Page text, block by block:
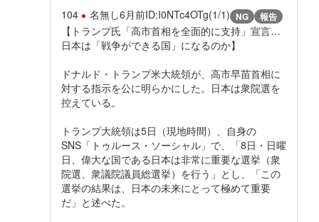
104 名無し6月前ID:I0NTc4OTg(1/1) NG 報告
【トランプ氏「高市首相を全面的に支持」宣言…
日本は「戦争ができる国」になるのか】
ドナルド・トランプ米大統領が、高市早苗首相に
対する指示を公に明らかにした。日本は衆院選を
控えている。
トランプ大統領は5日（現地時間）、自身の
SNS「トゥルース・ソーシャル」で、「8日・日曜
日、偉大な国である日本は非常に重要な選挙（衆
院選、衆議院議員総選挙）を行う」とし、「この
選挙の結果は、日本の未来にとって極めて重要
だ」と述べた。